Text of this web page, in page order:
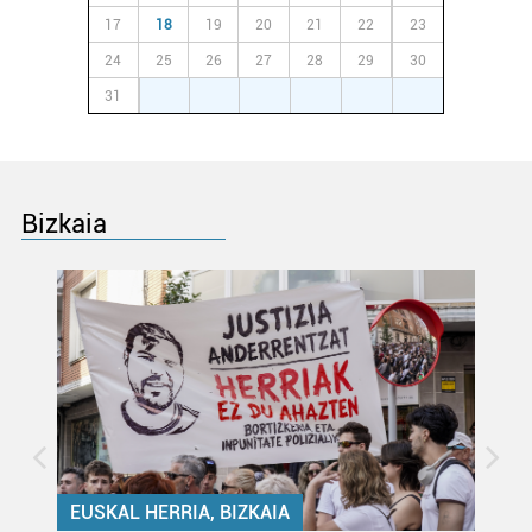
erabiltzen dituen hauta dezakezu.
Bazkide batzuek ez dizute baimenik eskatzen, eta beren
interes komertzial legitimoetan babesten dira. Ikusi gure
Lortu zure datu pertsonalak prozesatzeko moduari
buruzko informazio gehiago eta ezarri zure lehentasunak
datuen atalean. Edozein unetan alda edo ken dezakezu
zure baimena Cookieen adierazpenean.
Webgune honek cookie propioak eta hirugarrenen cookie-
fitxategiak erabiltzen ditu. Zure esperientzia eta
zerbitzuak hobetzeko asmoz, cookie teknologiaz
baliatzen gara. Ohar hau onartuz gero, teknologia hori
erabiltzeko baimen esplizitua ematen diguzu.Gehiago
irakurri
17 18 19 20 21 22 23
24 25 26 27 28 29 30
31
Bizkaia
EUSKAL HERRIA, BIZKAIA